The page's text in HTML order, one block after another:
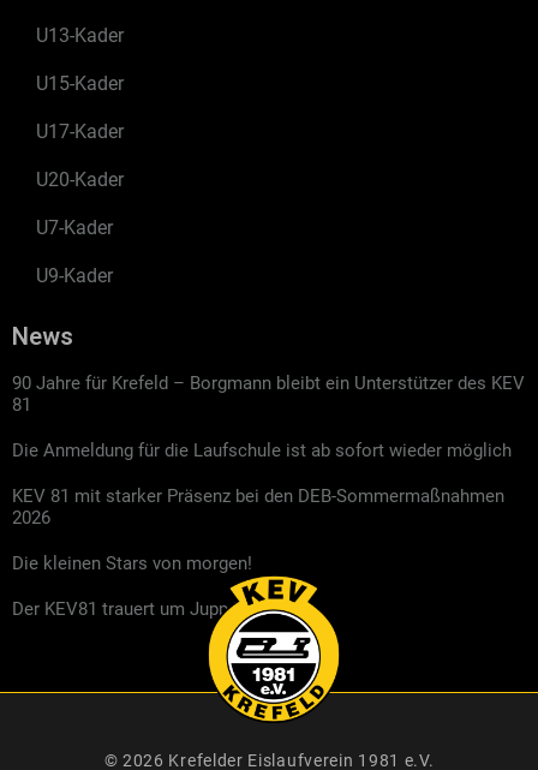
U13-Kader
U15-Kader
U17-Kader
U20-Kader
U7-Kader
U9-Kader
News
90 Jahre für Krefeld – Borgmann bleibt ein Unterstützer des KEV
81
Die Anmeldung für die Laufschule ist ab sofort wieder möglich
KEV 81 mit starker Präsenz bei den DEB-Sommermaßnahmen
2026
Die kleinen Stars von morgen!
Der KEV81 trauert um Jupp Kompalla
© 2026 Krefelder Eislaufverein 1981 e.V.